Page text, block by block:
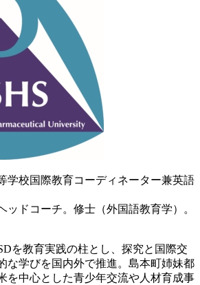
学校国際教育コーディネーター兼英語
ッドコーチ。修士（外国語教育学）。
を教育実践の柱とし、探究と国際交
な学びを国内外で推進。島本町姉妹都
を中心とした青少年交流や人材育成事